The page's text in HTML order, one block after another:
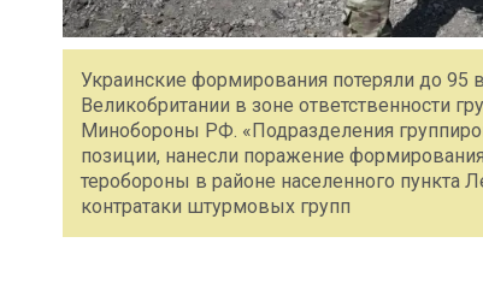
Украинские формирования потеряли до 95
Великобритании в зоне ответственности
Минобороны РФ. «Подразделения
позиции, нанесли поражение
теробороны в районе населенного пункта
контратаки штурмовых групп